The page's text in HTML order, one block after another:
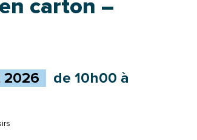
carton –
2026
de 10h00 à